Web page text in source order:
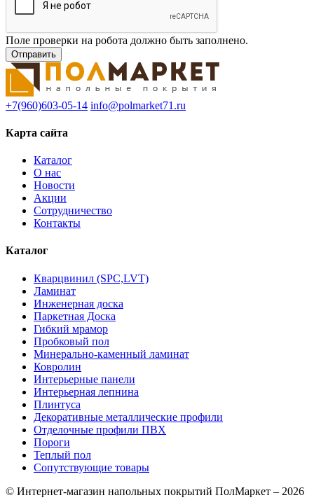
Поле проверки на робота должно быть заполнено.
+7(960)603-05-14 info@polmarket71.ru
Карта сайта
Каталог
О нас
Новости
Акции
Сотрудничество
Контакты
Каталог
Кварцвинил (SPC,LVT)
Ламинат
Инженерная доска
Паркетная Доска
Гибкий мрамор
Пробковый пол
Минерально-каменный ламинат
Ковролин
Интерьерные панели
Интерьерная лепнина
Плинтуса
Декоративные металлические профили
Отделочные профили ПВХ
Пороги
Теплый пол
Сопутствующие товары
© Интернет-магазин напольных покрытий ПолМаркет – 2026